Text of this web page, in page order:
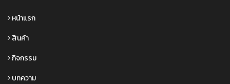
หน้าแรก
สินค้า
กิจกรรม
บทความ